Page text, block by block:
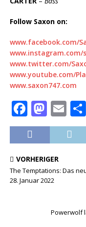
Follow Saxon on:
www.facebook.com/
www.instagram.com/
www.twitter.com/
www.youtube.com/
www.saxon747.com
F
a
c
e
b
o
M
a
st
o
d
o
E
m
ai
VORHERIGER
The Temptations: Das
28. Januar 2022
Powerwolf